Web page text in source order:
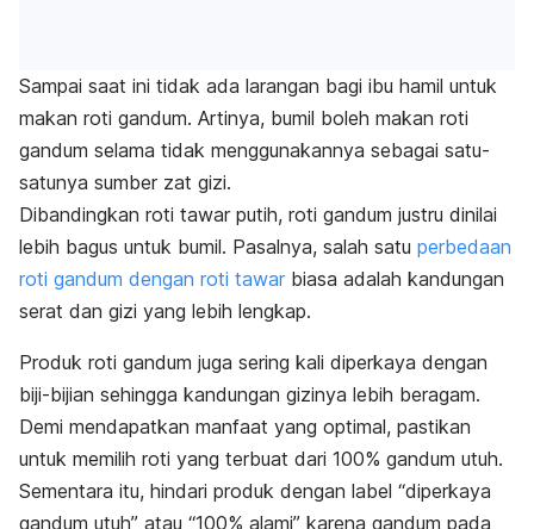
Sampai saat ini tidak ada larangan bagi ibu hamil untuk
makan roti gandum. Artinya, bumil boleh makan roti
gandum selama tidak menggunakannya sebagai satu-
satunya sumber zat gizi.
Dibandingkan roti tawar putih, roti gandum justru dinilai
lebih bagus untuk bumil. Pasalnya, salah satu perbedaan
roti gandum dengan roti tawar biasa adalah kandungan
serat dan gizi yang lebih lengkap.
Produk roti gandum juga sering kali diperkaya dengan
biji-bijian sehingga kandungan gizinya lebih beragam.
Demi mendapatkan manfaat yang optimal, pastikan
untuk memilih roti yang terbuat dari 100% gandum utuh.
Sementara itu, hindari produk dengan label “diperkaya
gandum utuh” atau “100% alami” karena gandum pada